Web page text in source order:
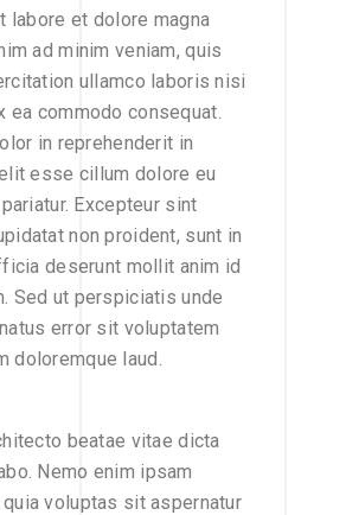
labore et dolore magna
ad minim veniam, quis
ullamco laboris nisi
ea commodo consequat.
in reprehenderit in
esse cillum dolore eu
Excepteur sint
non proident, sunt in
deserunt mollit anim id
Sed ut perspiciatis unde
error sit voluptatem
doloremque laud.
beatae vitae dicta
Nemo enim ipsam
voluptas sit aspernatur